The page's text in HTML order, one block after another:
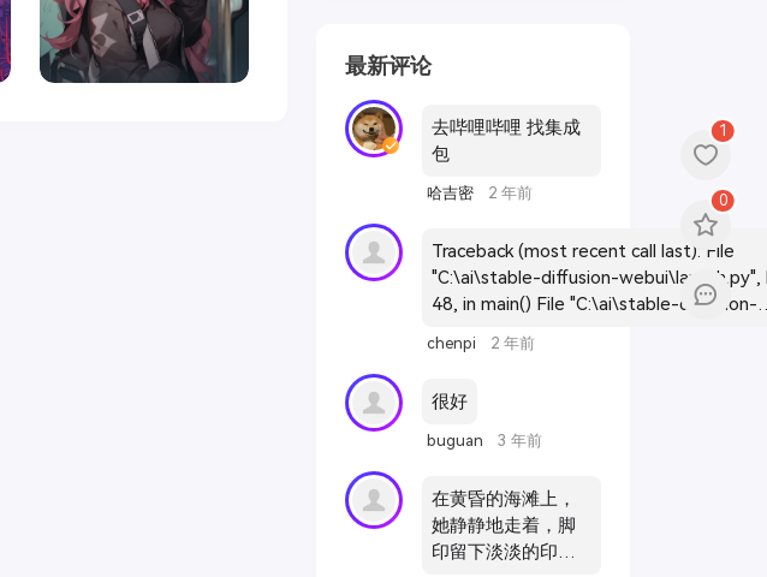
最新评论
去哔哩哔哩 找集成
包
哈吉密 2 年前
Traceback (most recent call last): File
"C:\ai\stable-diffusion-webui\launch.py",
48, in main() File "C:\ai\stable-diffusion-
webui\launch.py", line 39, in main
prepare_environment() File "C:\ai\stable-
411, in prepare_environment
git_clone(assets_repo, repo_dir('stable-
assets_commit_hash) File "C:\ai\stable-
diffusion-
192, in git_clone run(f'"{git}" clone --config
chenpi 2 年前
很好
buguan 3 年前
在黄昏的海滩上，
她静静地走着，脚
印留下淡淡的印
1
0